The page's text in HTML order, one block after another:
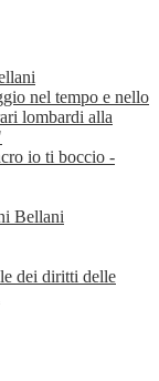
nel tempo e nello
lombardi alla
io ti boccio -
Bellani
dei diritti delle